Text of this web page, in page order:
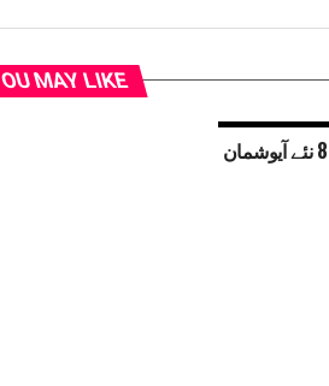
MAY LIKE
وزیر اعلیٰ ریکھا گپتا نے81 نئے آیوشمان